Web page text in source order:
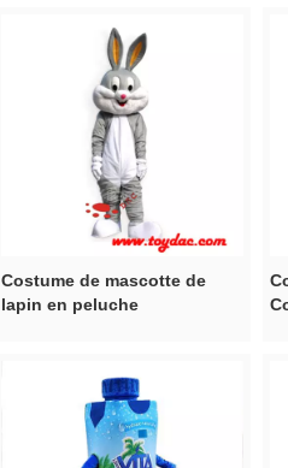
Costume de mascotte de
lapin en peluche